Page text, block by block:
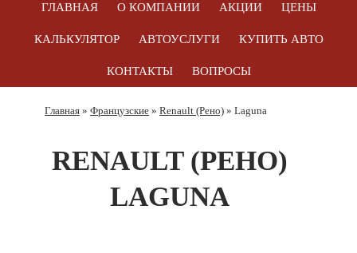
ГЛАВНАЯ О КОМПАНИИ АКЦИИ ЦЕНЫ
КАЛЬКУЛЯТОР АВТОУСЛУГИ КУПИТЬ АВТО
КОНТАКТЫ ВОПРОСЫ
Главная » Французские » Renault (Рено) » Laguna
RENAULT (РЕНО)
LAGUNA